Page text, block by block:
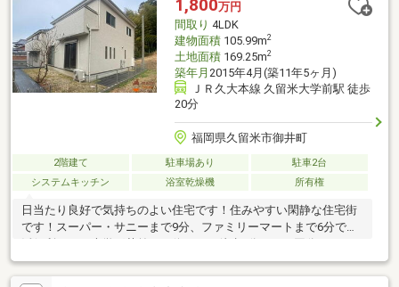
1,800万円
間取り 4LDK
建物面積105.99m2
土地面積169.25m2
築年月 2015年4月(築11年5ヶ月)
ＪＲ久大本線 久留米大学前駅 徒歩
20分
福岡県久留米市御井町
2階建て 駐車場あり
駐車2台
システムキッチン
浴室乾燥機 所有権
日当たり良好で気持ちのよい住宅です！住みやすい閑静な住宅街
です！スーパー・サニーまで9分、ファミリーマートまで6分で生
活便利です！大学稲荷前バス停までも徒歩6分です！国分バイパス
までもすぐです！